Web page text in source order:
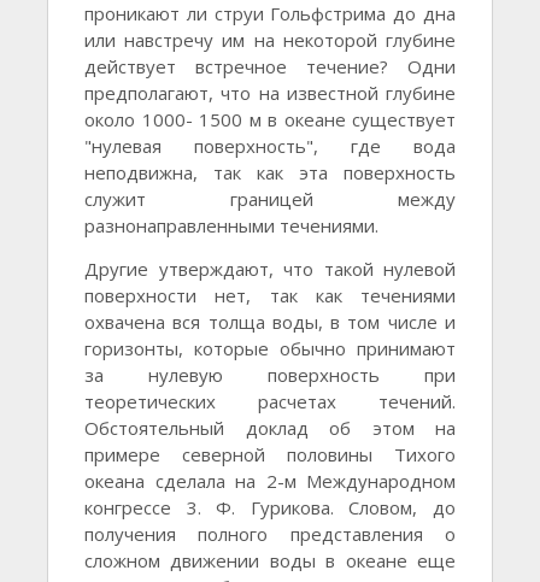
проникают ли струи Гольфстрима до дна
или навстречу им на некоторой глубине
действует встречное течение? Одни
предполагают, что на известной глубине
около 1000- 1500 м в океане существует
"нулевая поверхность", где вода
неподвижна, так как эта поверхность
служит границей между
разнонаправленными течениями.
Другие утверждают, что такой нулевой
поверхности нет, так как течениями
охвачена вся толща воды, в том числе и
горизонты, которые обычно принимают
за нулевую поверхность при
теоретических расчетах течений.
Обстоятельный доклад об этом на
примере северной половины Тихого
океана сделала на 2-м Международном
конгрессе 3. Ф. Гурикова. Словом, до
получения полного представления о
сложном движении воды в океане еще